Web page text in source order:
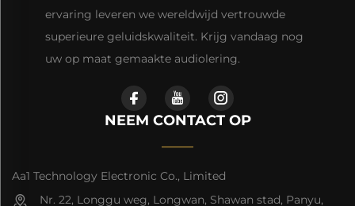
ervaring leveren we wereldwijd vertrouwde
superieure geluidskwaliteit. Krijg vandaag nog
uw op maat gemaakte audiolering.
NEEM CONTACT OP
Aa1 Technology Electronic Co., Limited
Nr. 22, Longgu weg, Longwan, Shawan stad, Panyu,